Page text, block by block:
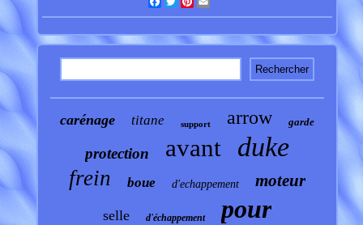
carénage titane support arrow garde
protection avant duke
frein boue d'echappement moteur
selle d'échappement pour